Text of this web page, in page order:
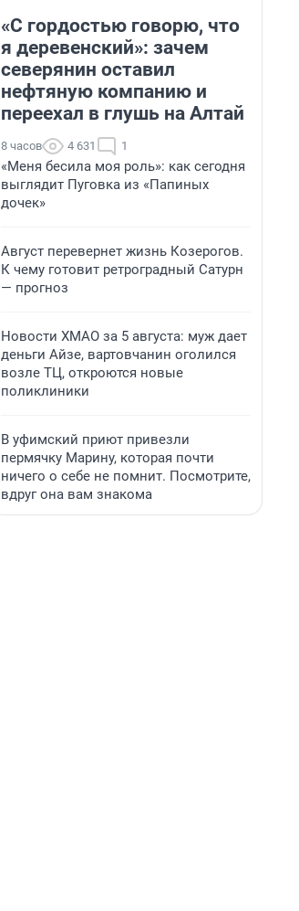
«С гордостью говорю, что
я деревенский»: зачем
северянин оставил
нефтяную компанию и
переехал в глушь на Алтай
8 часов 4 631 1
«Меня бесила моя роль»: как сегодня
выглядит Пуговка из «Папиных
дочек»
Август перевернет жизнь Козерогов.
К чему готовит ретроградный Сатурн
— прогноз
Новости ХМАО за 5 августа: муж дает
деньги Айзе, вартовчанин оголился
возле ТЦ, откроются новые
поликлиники
В уфимский приют привезли
пермячку Марину, которая почти
ничего о себе не помнит. Посмотрите,
вдруг она вам знакома